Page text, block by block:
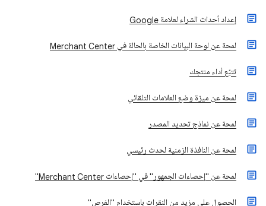
إعداد أحداث الشراء لعلامة Google
لمحة عن لوحة البيانات الخاصة بالحالة في Merchant Center
تتبّع أداء منتجك
لمحة عن ميزة وضع العلامات التلقائي
لمحة عن نماذج تحديد المصدر
لمحة عن النافذة الزمنية لحدث رئيسي
لمحة عن "إحصاءات الجمهور" في "إحصاءات Merchant Center"
الحصول على مزيد من النقرات باستخدام "الفرص"